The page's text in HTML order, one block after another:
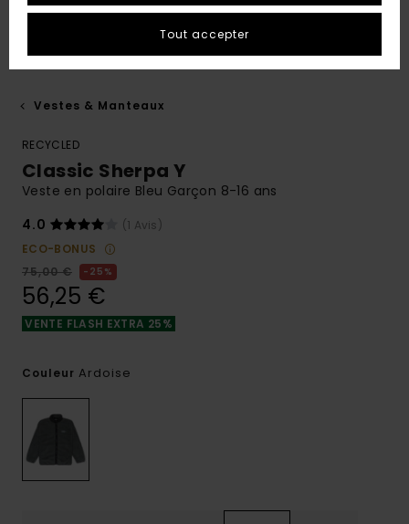
Vestes & Manteaux
RECYCLED
Classic Sherpa Y
Veste en polaire Bleu Garçon 8-16 ans
4.0
(1 Avis)
ECO-BONUS
75,00 €
25%
56,25 €
VENTE FLASH EXTRA 25%
Couleur Ardoise
Tout accepter